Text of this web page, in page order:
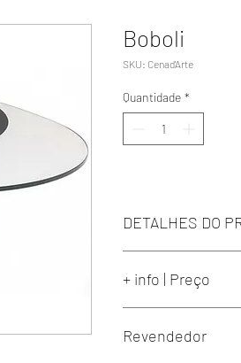
Boboli
SKU: Cenad'Arte
Quantidade *
DETALHES DO
Medida:
ANTHRACITE
+ info | Preço
Revendedor